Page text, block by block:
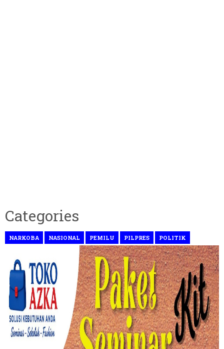
Categories
NARKOBA NASIONAL PEMILU PILPRES POLITIK